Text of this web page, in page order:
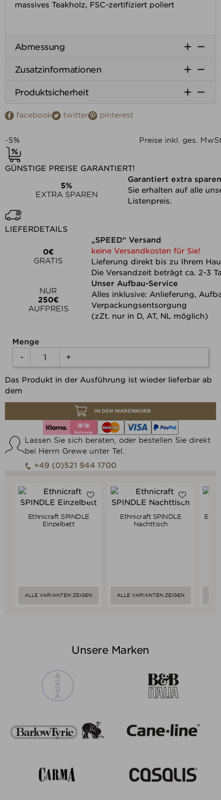
massives Teakholz, FSC-zertifiziert poliert
Abmessung  
Zusatzinformationen  
Produktsicherheit  
facebook twitter pinterest
-5% Preise inkl. ges.
GÜNSTIGE PREISE GARANTIERT!
5%
EXTRA SPAREN
Garantiert extra
Sie erhalten auf alle
Listenpreis.
LIEFERDETAILS
0€
GRATIS
„SPEED“ Versand
keine Versandkosten für Sie!
Lieferung direkt bis zu Ihrem
Die Versandzeit beträgt ca. 2-3
NUR
250€
AUFPREIS
Unser Aufbau-Service
Alles inklusive: Anlieferung,
Verpackungsentsorgung
(zZt. nur in D, AT, NL möglich)
Menge
-
+
Das Produkt in der Ausführung ist wieder lieferbar ab
dem
IN DEN WARENKORB
Lassen Sie sich beraten, oder bestellen Sie direkt
bei Herrn Grewe unter Tel.:
+49 (0)521 944 1700
Verkaufspreis
ab 1.559,00 €
1.481,05 €
Ethnicraft SPINDLE
Einzelbett
ALLE VARIANTEN ZEIGEN
Verkaufspreis
ab 649,00 €
616,55 €
Ethnicraft SPINDLE
Nachttisch
ALLE VARIANTEN ZEIGEN
Unsere Marken